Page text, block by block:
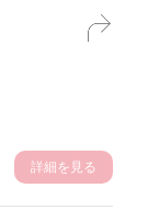
詳細を見る